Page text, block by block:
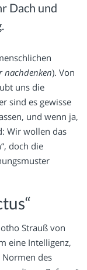
Dach und
nachdenken). Von
uns die
sind es gewisse
und wenn ja,
Wir wollen das
doch die
Strauß von
eine Intelligenz,
des